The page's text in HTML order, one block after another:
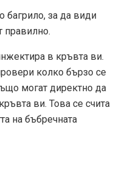
багрило, за да види
правилно.
в кръвта ви.
колко бързо се
могат директно да
ви. Това се счита
на бъбречната